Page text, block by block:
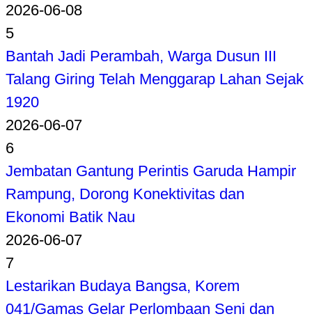
2026-06-08
5
Bantah Jadi Perambah, Warga Dusun III
Talang Giring Telah Menggarap Lahan Sejak
1920
2026-06-07
6
Jembatan Gantung Perintis Garuda Hampir
Rampung, Dorong Konektivitas dan
Ekonomi Batik Nau
2026-06-07
7
Lestarikan Budaya Bangsa, Korem
041/Gamas Gelar Perlombaan Seni dan